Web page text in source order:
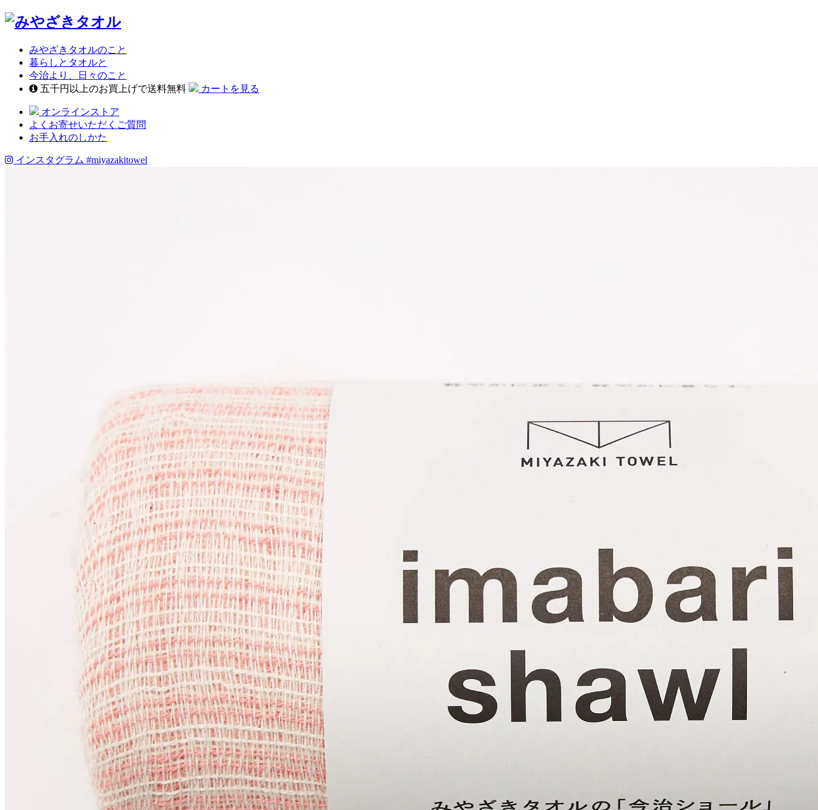
みやざきタオルのこと
暮らしとタオルと
今治より、日々のこと
五千円以上のお買上げで送料無料
カートを見る
オンラインストア
よくお寄せいただくご質問
お手入れのしかた
インスタグラム #miyazakitowel